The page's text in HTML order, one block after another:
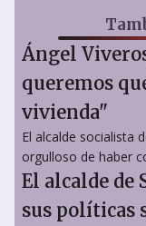
Ángel
queremos
vivienda"
El alcalde socialista
orgulloso de haber
El alcalde de
sus políticas